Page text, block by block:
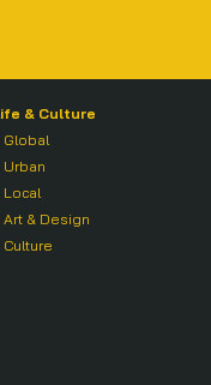
& Culture
Global
Urban
Local
Art & Design
Culture